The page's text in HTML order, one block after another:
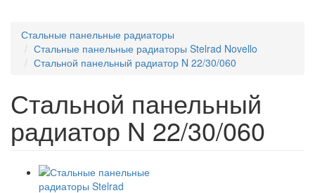
Стальные панельные радиаторы
Стальные панельные радиаторы Stelrad Novello
Стальной панельный радиатор N 22/30/060
Стальной панельный
радиатор N 22/30/060